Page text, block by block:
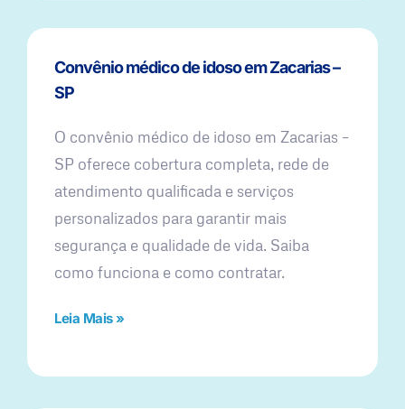
Convênio médico de idoso em Zacarias –
SP
O convênio médico de idoso em Zacarias –
SP oferece cobertura completa, rede de
atendimento qualificada e serviços
personalizados para garantir mais
segurança e qualidade de vida. Saiba
como funciona e como contratar.
Leia Mais »